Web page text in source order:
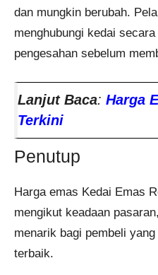
dan mungkin berubah.
menghubungi kedai
pengesahan sebelum
Lanjut Baca: Harga
Terkini
Penutup
Harga emas Kedai Emas
mengikut keadaan
menarik bagi pembeli
terbaik.